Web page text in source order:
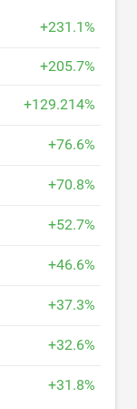
+231.1%
+205.7%
+129.214%
+76.6%
+70.8%
+52.7%
+46.6%
+37.3%
+32.6%
+31.8%